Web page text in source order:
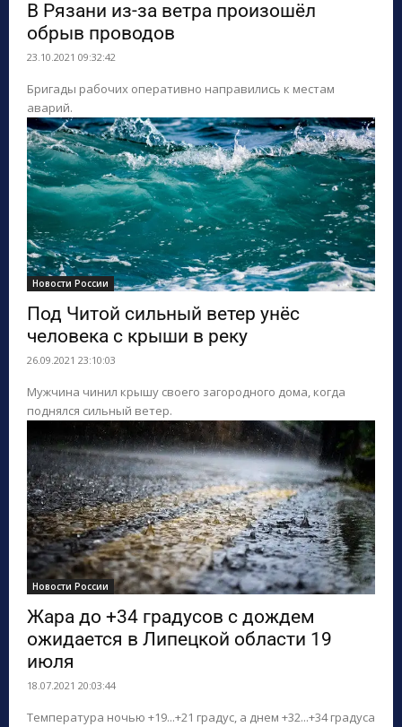
В Рязани из-за ветра произошёл
обрыв проводов
23.10.2021 09:32:42
Бригады рабочих оперативно направились к местам
аварий.
Новости России
Под Читой сильный ветер унёс
человека с крыши в реку
26.09.2021 23:10:03
Мужчина чинил крышу своего загородного дома, когда
поднялся сильный ветер.
Новости России
Жара до +34 градусов с дождем
ожидается в Липецкой области 19
июля
18.07.2021 20:03:44
Температура ночью +19...+21 градус, а днем +32...+34 градуса